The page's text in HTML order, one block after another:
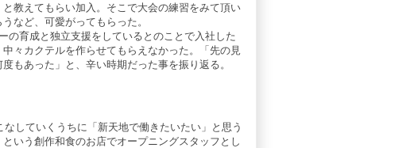
教えてもらい加入。そこで大会の練習をみて頂い
など、可愛がってもらった。
の育成と独立支援をしているとのことで入社した
々カクテルを作らせてもらえなかった。「先の見
もあった」と、辛い時期だった事を振り返る。
していくうちに「新天地で働きたいたい」と思う
いう創作和食のお店でオープニングスタッフとし